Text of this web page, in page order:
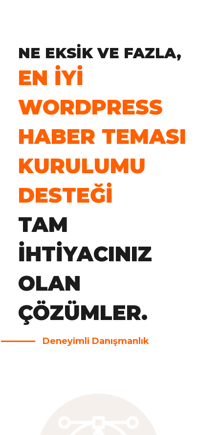
Deneyimli Danışmanlık
NE EKSIK VE FAZLA,
EN İYI
WORDPRESS
HABER TEMASI
KURULUMU
DESTEĞI
TAM
IHTIYACINIZ
OLAN
ÇÖZÜMLER.